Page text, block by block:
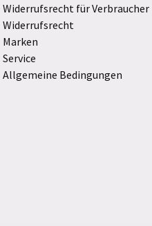
Widerrufsrecht für Verbraucher
Widerrufsrecht
Marken
Service
Allgemeine Bedingungen